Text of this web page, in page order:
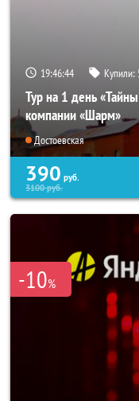
19:46:43 Купили:
Тур на 1 день
компании «Шарм»
Достоевская
390 руб.
3100руб.
-10%